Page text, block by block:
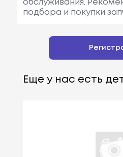
обслуживания.
подбора и покупки
Еще у нас есть